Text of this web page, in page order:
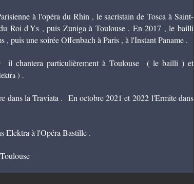
à l'opéra du Rhin , le sacristain de Tosca à Saint-
Roi d'Ys , puis Zuniga à Toulouse . En 2017 , le bailli
, puis une soirée Offenbach à Paris , à l'Instant Paname .
il chantera particulièrement à Toulouse ( le bailli ) et
) .
dans la Traviata . En octobre 2021 et 2022 l'Ermite dans
Elektra à l'Opéra Bastille .